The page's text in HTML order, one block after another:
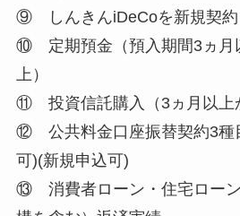
⑨ しんきんiDeCoを新規契約
⑩ 定期預金（預入期間3ヵ月
上）
⑪ 投資信託購入（3ヵ月以上
⑫ 公共料金口座振替契約3種
可)(新規申込可)
⑬ 消費者ローン・住宅ロー